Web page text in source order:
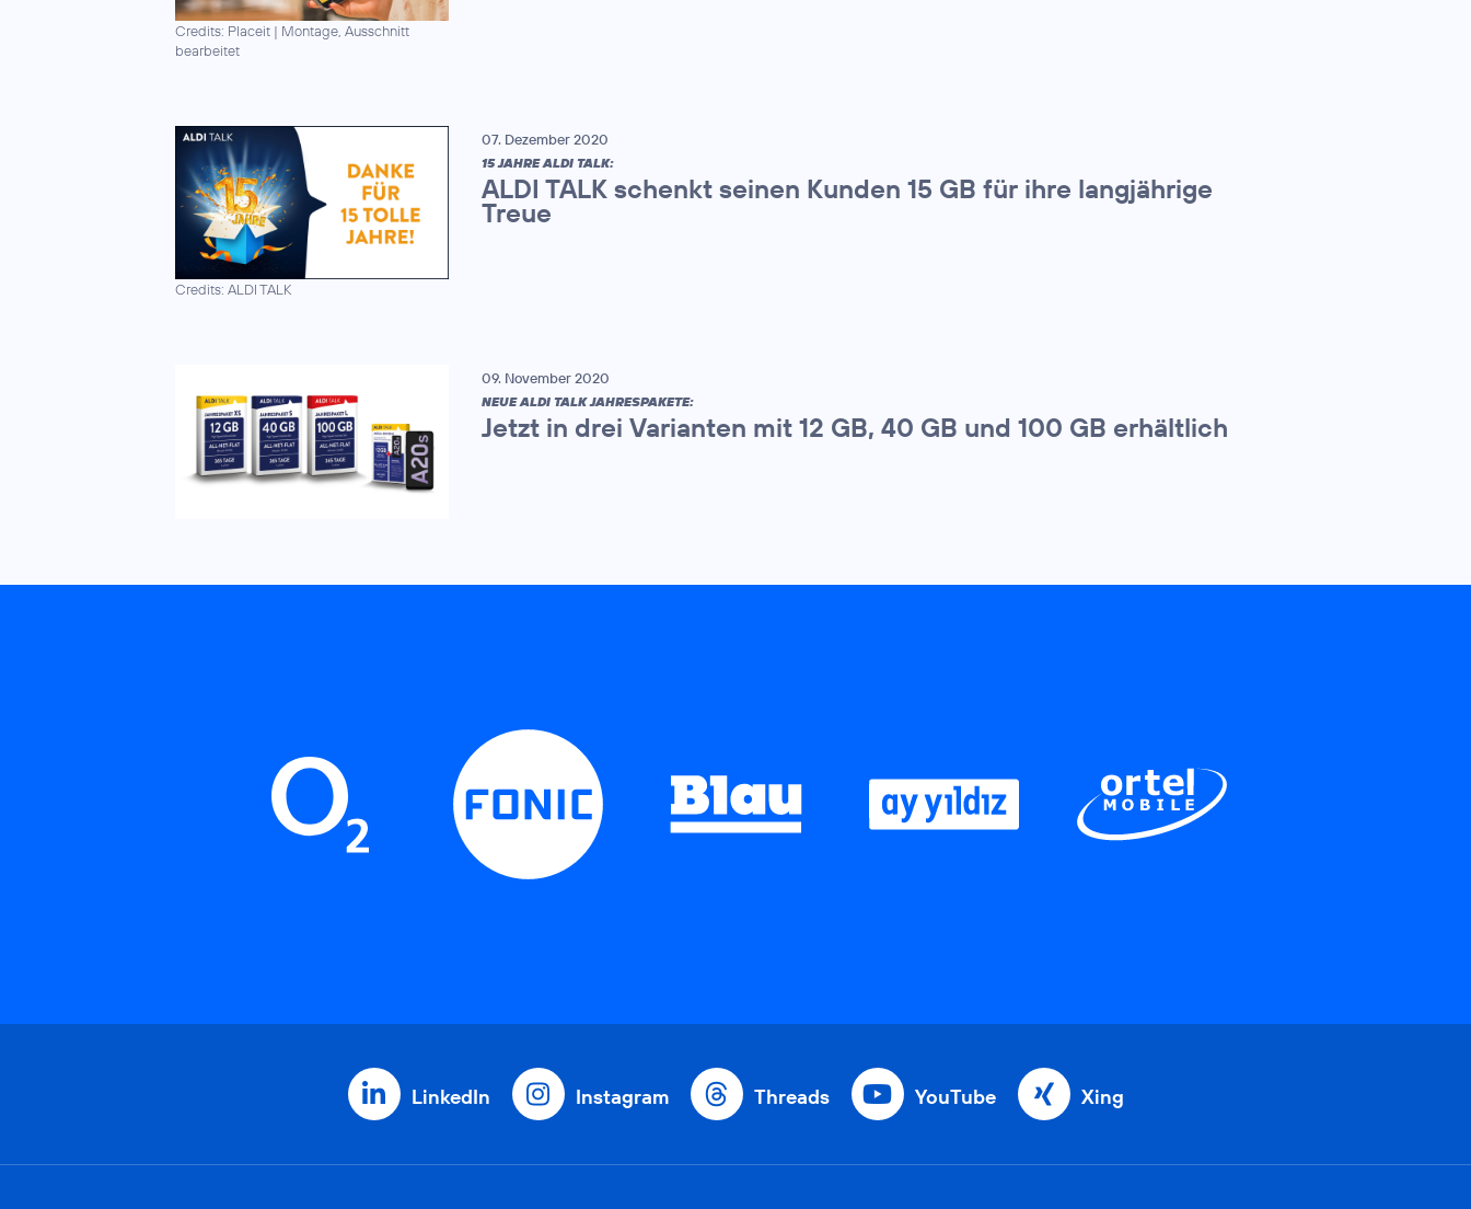
Credits: Placeit | Montage, Ausschnitt
bearbeitet
Credits: ALDI TALK
07. Dezember 2020
15 JAHRE ALDI TALK:
ALDI TALK schenkt seinen Kunden 15 GB für ihre langjährige
Treue
09. November 2020
NEUE ALDI TALK JAHRESPAKETE:
Jetzt in drei Varianten mit 12 GB, 40 GB und 100 GB erhältlich
LinkedIn Instagram Threads YouTube Xing